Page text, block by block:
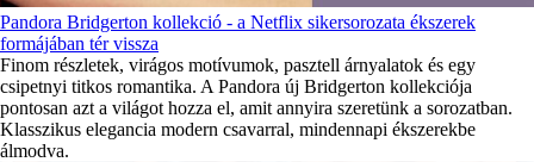
Pandora Bridgerton kollekció - a Netflix sikersorozata ékszerek
formájában tér vissza
Finom részletek, virágos motívumok, pasztell árnyalatok és egy
csipetnyi titkos romantika. A Pandora új Bridgerton kollekciója
pontosan azt a világot hozza el, amit annyira szeretünk a sorozatban.
Klasszikus elegancia modern csavarral, mindennapi ékszerekbe
álmodva.